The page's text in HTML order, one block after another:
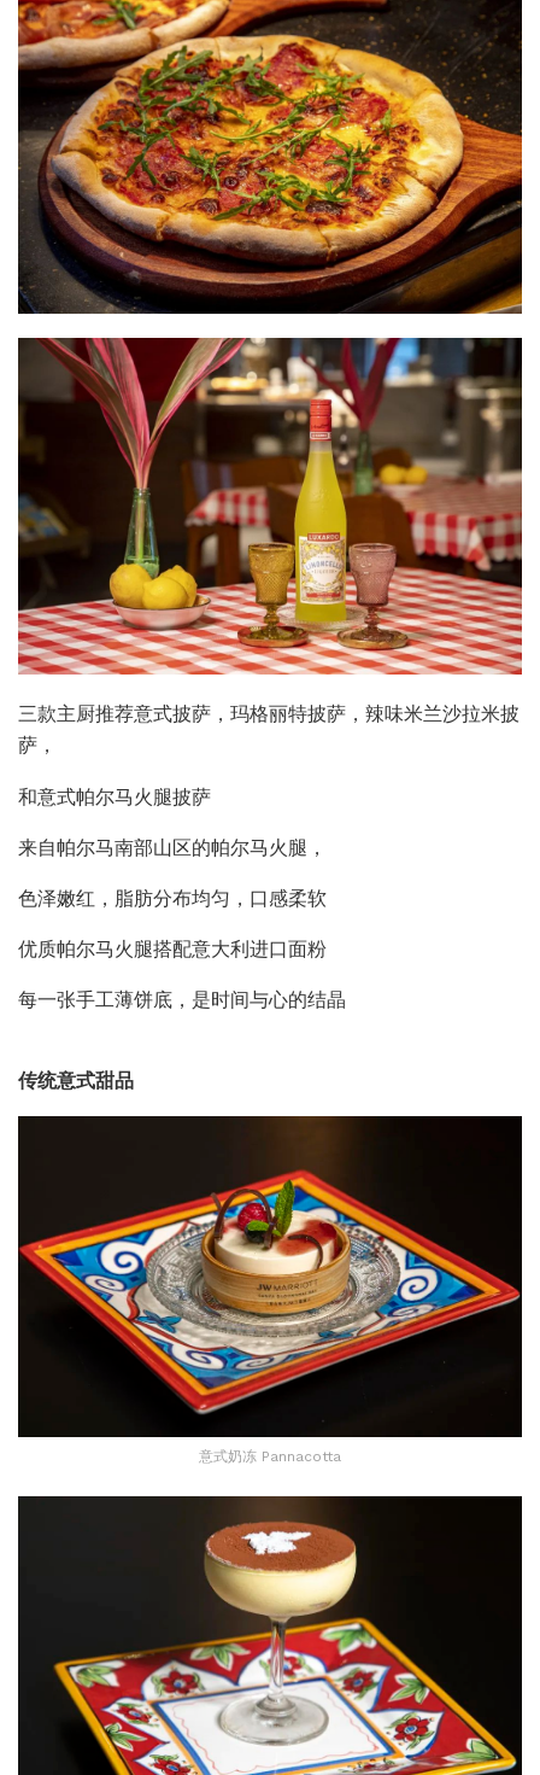
三款主厨推荐意式披萨，玛格丽特披萨，辣味米兰沙拉米披
萨，
和意式帕尔马火腿披萨
来自帕尔马南部山区的帕尔马火腿，
色泽嫩红，脂肪分布均匀，口感柔软
优质帕尔马火腿搭配意大利进口面粉
每一张手工薄饼底，是时间与心的结晶
传统意式甜品
意式奶冻 Pannacotta